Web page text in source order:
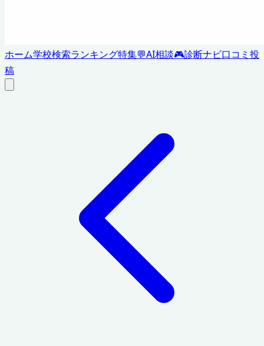
ホーム学校検索ランキング特集💬AI相談🎮診断ナビ口コミ投
稿